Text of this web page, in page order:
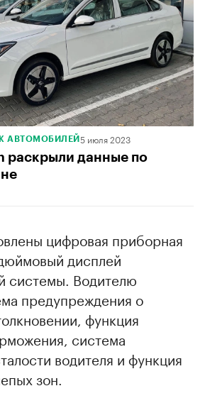
АВТОМОБИЛЕЙ 5 июля 2023
раскрыли данные по
цифровая приборная
дисплей
системы. Водителю
предупреждения о
функция
система
водителя и функция
зон.